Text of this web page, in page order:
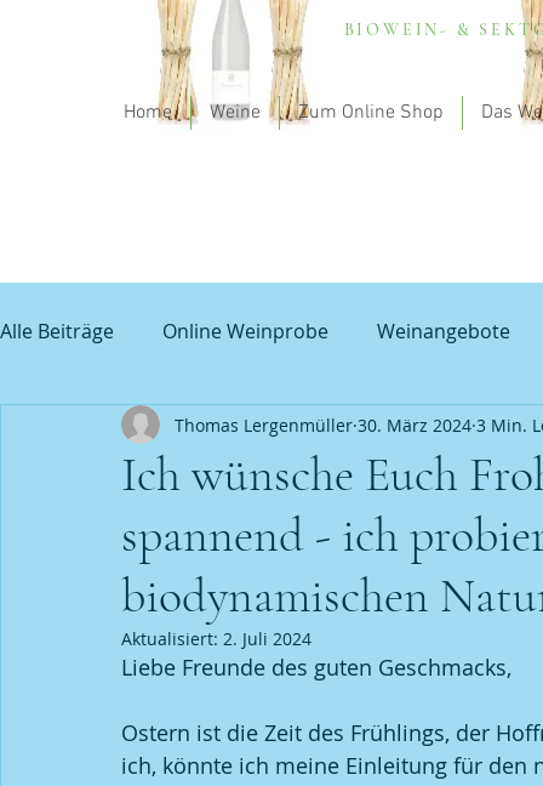
BIOWEIN- &
Home Weine Zum Online Shop Das
Alle Beiträge Online Weinprobe Weinangebote
Spargel und Wein Empfehlung - my theodorus
Unbenannte Kategorie Grauburgunder
Ich wünsche Euch
spannend - ich
biodynamischen
Thomas Lergenmüller 30. März 2024 3 Min.
Aktualisiert: 2. Juli 2024
Liebe Freunde des guten Geschmacks,
Ostern ist die Zeit des Frühlings, der
ich, könnte ich meine Einleitung für